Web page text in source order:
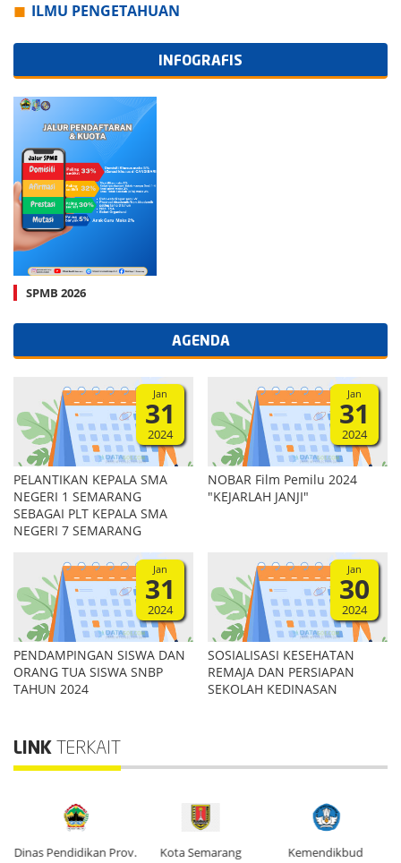
ILMU PENGETAHUAN
INFOGRAFIS
SPMB 2026
AGENDA
Jan
31
2024
PELANTIKAN KEPALA SMA
NEGERI 1 SEMARANG
SEBAGAI PLT KEPALA SMA
NEGERI 7 SEMARANG
Jan
31
2024
NOBAR Film Pemilu 2024
"KEJARLAH JANJI"
Jan
31
2024
PENDAMPINGAN SISWA DAN
ORANG TUA SISWA SNBP
TAHUN 2024
Jan
30
2024
SOSIALISASI KESEHATAN
REMAJA DAN PERSIAPAN
SEKOLAH KEDINASAN
LINK TERKAIT
Dinas Pendidikan Prov.
Kota Semarang Kemendikbud